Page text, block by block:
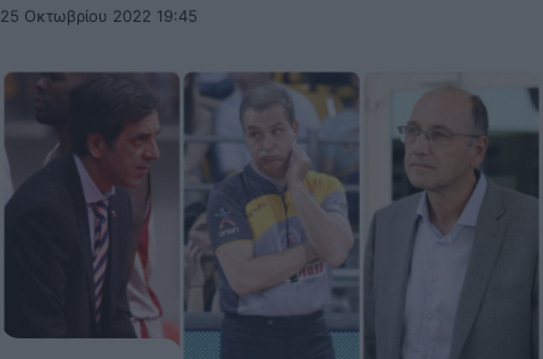
25 Οκτωβρίου 2022 19:45